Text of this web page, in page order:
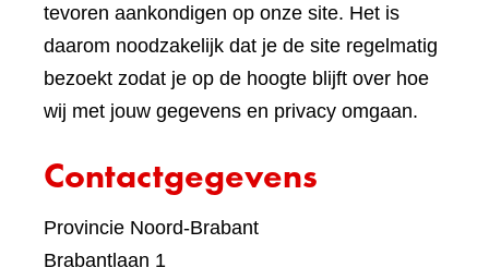
tevoren aankondigen op onze site. Het is
daarom noodzakelijk dat je de site regelmatig
bezoekt zodat je op de hoogte blijft over hoe
wij met jouw gegevens en privacy omgaan.
Contactgegevens
Provincie Noord-Brabant
Brabantlaan 1